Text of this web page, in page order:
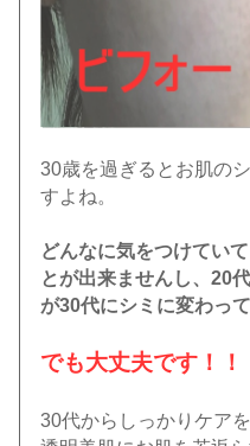
30歳を過ぎるとお肌の
すよね。
どんなに気をつけてい
とが出来ませんし、20
が30代にシミに変わっ
でも大丈夫です！！
30代からしっかりケア